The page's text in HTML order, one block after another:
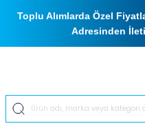
Toplu Alımlarda Özel
Adresinden